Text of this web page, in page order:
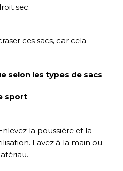
sec.
ces sacs, car cela
selon les types de sacs
sport
la poussière et la
Lavez à la main ou